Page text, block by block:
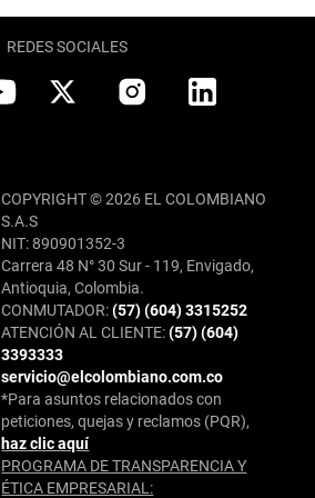
REDES SOCIALES
COPYRIGHT © 2026 EL COLOMBIANO
S.A.S
NIT: 890901352-3
Carrera 48 N° 30 Sur - 119, Envigado,
Antioquia, Colombia.
CONMUTADOR:(57) (604) 3315252
ATENCIÓN AL CLIENTE:(57) (604)
3393333
servicio@elcolombiano.com.co
*Para asuntos relacionados con
peticiones, quejas y reclamos (PQR),
haz clic aquí
PROGRAMA DE TRANSPARENCIA Y
ÉTICA EMPRESARIAL: